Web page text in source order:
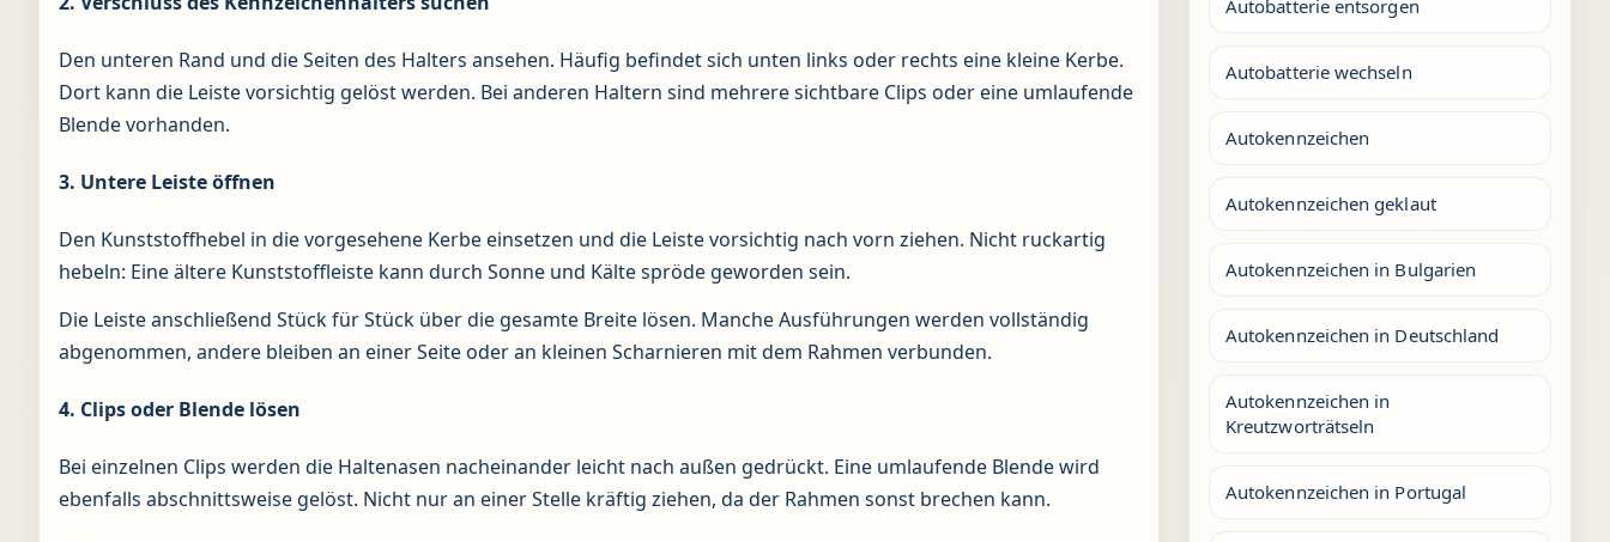
Den unteren Rand und die Seiten des Halters ansehen. Häufig befindet sich unten links oder rechts eine kleine Kerbe.
Dort kann die Leiste vorsichtig gelöst werden. Bei anderen Haltern sind mehrere sichtbare Clips oder eine umlaufende
Blende vorhanden.
3. Untere Leiste öffnen
Den Kunststoffhebel in die vorgesehene Kerbe einsetzen und die Leiste vorsichtig nach vorn ziehen. Nicht ruckartig
hebeln: Eine ältere Kunststoffleiste kann durch Sonne und Kälte spröde geworden sein.
Die Leiste anschließend Stück für Stück über die gesamte Breite lösen. Manche Ausführungen werden vollständig
abgenommen, andere bleiben an einer Seite oder an kleinen Scharnieren mit dem Rahmen verbunden.
4. Clips oder Blende lösen
Bei einzelnen Clips werden die Haltenasen nacheinander leicht nach außen gedrückt. Eine umlaufende Blende wird
ebenfalls abschnittsweise gelöst. Nicht nur an einer Stelle kräftig ziehen, da der Rahmen sonst brechen kann.
Autobatterie entsorgen
Autobatterie wechseln
Autokennzeichen
Autokennzeichen geklaut
Autokennzeichen in Bulgarien
Autokennzeichen in Deutschland
Autokennzeichen in
Kreutzworträtseln
Autokennzeichen in Portugal